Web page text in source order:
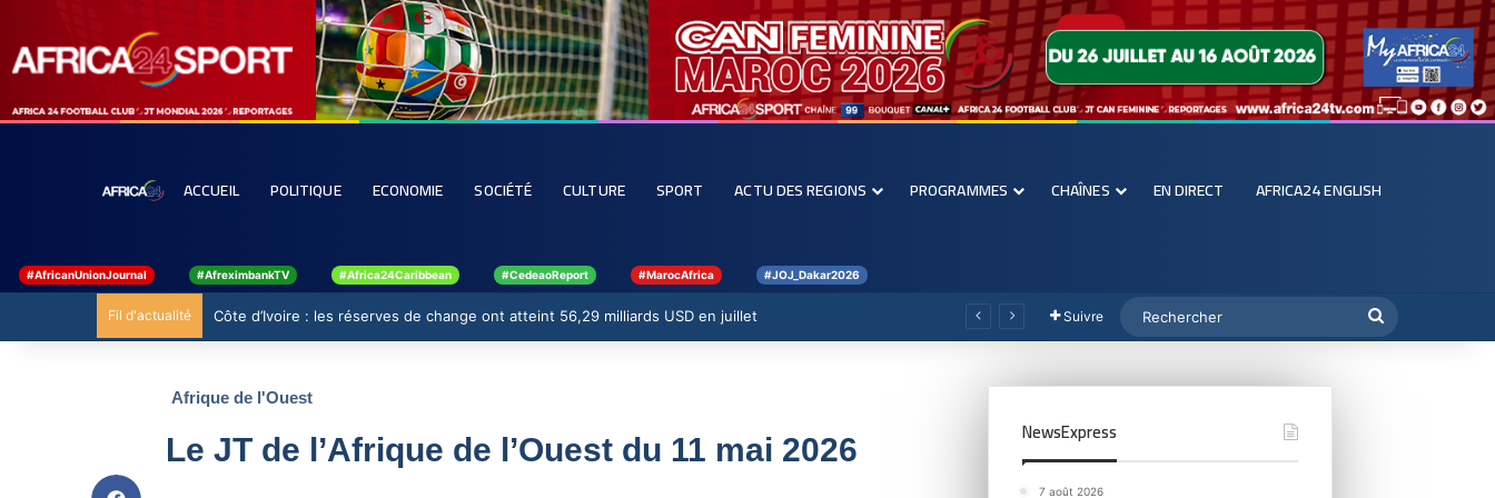
ACCUEIL POLITIQUE ECONOMIE SOCIÉTÉ CULTURE SPORT ACTU DES REGIONS PROGRAMMES CHAÎNES EN DIRECT AFRICA24 ENGLISH
#AfricanUnionJournal #AfreximbankTV #Africa24Caribbean #CedeaoReport #MarocAfrica #JOJ_Dakar2026
Fil d'actualité Côte d’Ivoire : les réserves de change ont atteint 56,29 milliards USD en juillet Suivre
Afrique de l'Ouest
Le JT de l’Afrique de l’Ouest du 11 mai 2026 NewsExpress
7 août 2026